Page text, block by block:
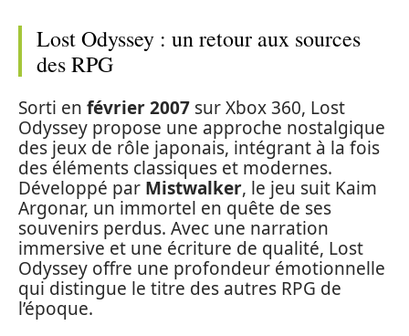
Lost Odyssey : un retour aux sources
des RPG
Sorti en février 2007 sur Xbox 360, Lost
Odyssey propose une approche nostalgique
des jeux de rôle japonais, intégrant à la fois
des éléments classiques et modernes.
Développé par Mistwalker, le jeu suit Kaim
Argonar, un immortel en quête de ses
souvenirs perdus. Avec une narration
immersive et une écriture de qualité, Lost
Odyssey offre une profondeur émotionnelle
qui distingue le titre des autres RPG de
l’époque.